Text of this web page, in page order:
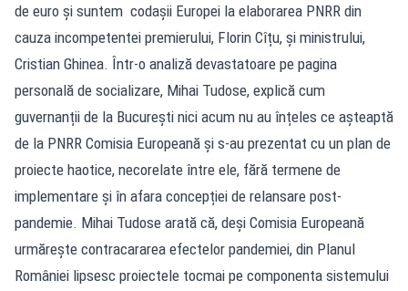
de euro și suntem codașii Europei la elaborarea PNRR din
cauza incompetentei premierului, Florin Cîțu, și ministrului,
Cristian Ghinea. Într-o analiză devastatoare pe pagina
personală de socializare, Mihai Tudose, explică cum
guvernanții de la București nici acum nu au înțeles ce așteaptă
de la PNRR Comisia Europeană și s-au prezentat cu un plan de
proiecte haotice, necorelate între ele, fără termene de
implementare și în afara concepției de relansare post-
pandemie. Mihai Tudose arată că, deși Comisia Europeană
urmărește contracararea efectelor pandemiei, din Planul
României lipsesc proiectele tocmai pe componenta sistemului